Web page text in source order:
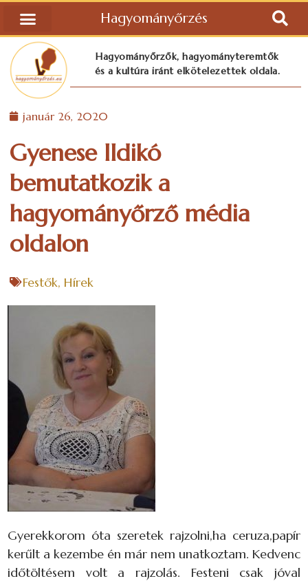
Hagyományőrzés
Hagyományőrzők, hagyományteremtők
és a kultúra iránt elkötelezettek oldala.
január 26, 2020
Gyenese Ildikó
bemutatkozik a
hagyományőrző média
oldalon
Festők,Hírek
Gyerekkorom óta szeretek rajzolni,ha ceruza,papír
kerűlt a kezembe én már nem unatkoztam. Kedvenc
időtöltésem volt a rajzolás. Festeni csak jóval